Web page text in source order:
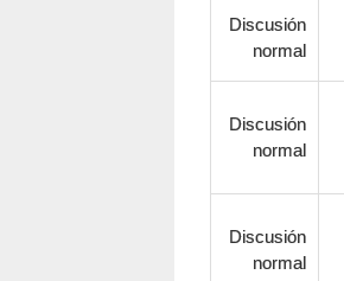
Discusión
normal
Discusión
normal
Discusión
normal